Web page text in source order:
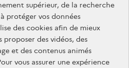
Nous rejoindre
du site
supérieur, de la recherche
protéger vos données
des cookies afin de mieux
des vidéos, des
et des contenus animés
vous assurer une expérience